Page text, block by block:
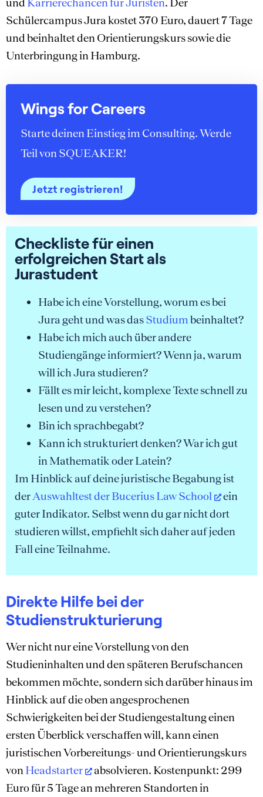
Schülercampus Jura kostet 370 Euro, dauert 7 Tage
und beinhaltet den Orientierungskurs sowie die
Unterbringung in Hamburg.
Wings for Careers
Starte deinen Einstieg im Consulting. Werde
Teil von SQUEAKER!
Jetzt registrieren!
Checkliste für einen
erfolgreichen Start als
Jurastudent
Habe ich eine Vorstellung, worum es bei
Jura geht und was dasStudiumbeinhaltet?
Habe ich mich auch über andere
Studiengänge informiert? Wenn ja, warum
will ich Jura studieren?
Fällt es mir leicht, komplexe Texte schnell zu
lesen und zu verstehen?
Bin ich sprachbegabt?
Kann ich strukturiert denken? War ich gut
in Mathematik oder Latein?
Im Hinblick auf deine juristische Begabung ist
derAuswahltest der Bucerius Law School
ein
guter Indikator. Selbst wenn du gar nicht dort
studieren willst, empfiehlt sich daher auf jeden
Fall eine Teilnahme.
Direkte Hilfe bei der
Studienstrukturierung
Wer nicht nur eine Vorstellung von den
Studieninhalten und den späteren Berufschancen
bekommen möchte, sondern sich darüber hinaus im
Hinblick auf die oben angesprochenen
Schwierigkeiten bei der Studiengestaltung einen
ersten Überblick verschaffen will, kann einen
juristischen Vorbereitungs- und Orientierungskurs
von Headstarter
absolvieren. Kostenpunkt: 299
Euro für 5 Tage an mehreren Standorten in